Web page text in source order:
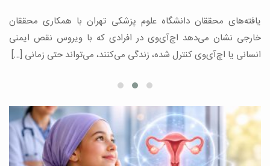
یافته‌های محققان دانشگاه علوم پزشکی تهران با همکاری محققان
خارجی نشان می‌دهد اچ‌آی‌وی در افرادی که با ویروس نقص ایمنی
انسانی یا اچ‌آی‌وی کنترل شده، زندگی می‌کنند، می‌تواند حتی زمانی […]